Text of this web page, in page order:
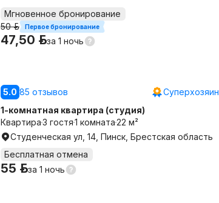
Мгновенное бронирование
50 р.
Первое бронирование
47,50 р.за 1 ночь
5.0 85 отзывов
Суперхозяин
1-комнатная квартира (студия)
Квартира3 гостя1 комната22 м²
Студенческая ул, 14, Пинск, Брестская область
Бесплатная отмена
55 р.за 1 ночь